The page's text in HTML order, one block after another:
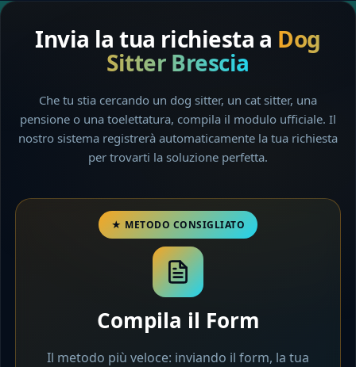
Invia la tua richiesta a Dog
Sitter Brescia
Che tu stia cercando un dog sitter, un cat sitter, una
pensione o una toelettatura, compila il modulo ufficiale. Il
nostro sistema registrerà automaticamente la tua richiesta
per trovarti la soluzione perfetta.
Compila il Form
Il metodo più veloce: inviando il form, la tua